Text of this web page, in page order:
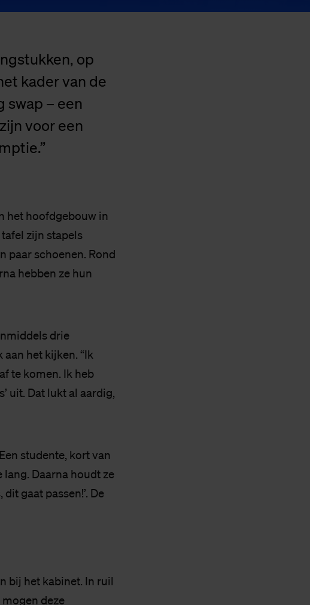
op
kader van de
swap – een
voor een
het hoofdgebouw in
zijn stapels
paar schoenen. Rond
hebben ze hun
drie
het kijken. “Ik
te komen. Ik heb
uit. Dat lukt al aardig,
studente, kort van
Daarna houdt ze
gaat passen!’. De
bij het kabinet. In ruil
deze